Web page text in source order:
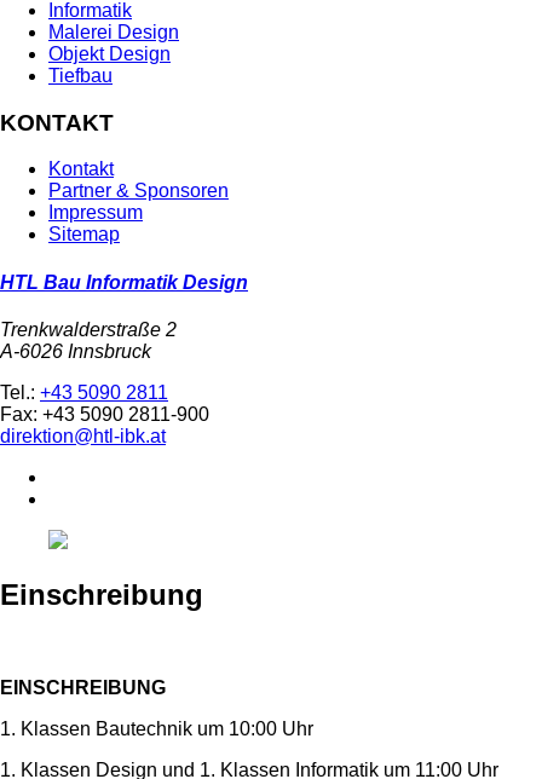
Informatik
Malerei Design
Objekt Design
Tiefbau
KONTAKT
Kontakt
Partner & Sponsoren
Impressum
Sitemap
HTL Bau Informatik Design
Trenkwalderstraße 2
A-6026 Innsbruck
Tel.: +43 5090 2811
Fax: +43 5090 2811-900
direktion@htl-ibk.at
Einschreibung
EINSCHREIBUNG
1. Klassen Bautechnik um 10:00 Uhr
1. Klassen Design und 1. Klassen Informatik um 11:00 Uhr